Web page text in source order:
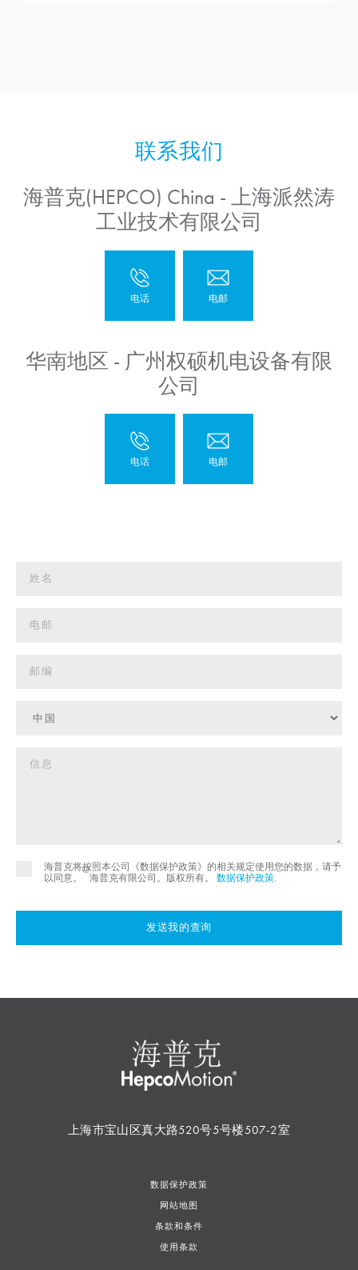
海普克(HEPCO) China - 上海派然涛
工业技术有限公司
华南地区 - 广州权硕机电设备有限
公司
海普克将按照本公司《数据保护政策》的相关规定使用您的数据，请予
以同意。
©
海普克有限公司。版权所有。 数据保护政策.
发送我的查询
上海市宝山区真大路520号5号楼507-2室
数据保护政策
网站地图
条款和条件
使用条款